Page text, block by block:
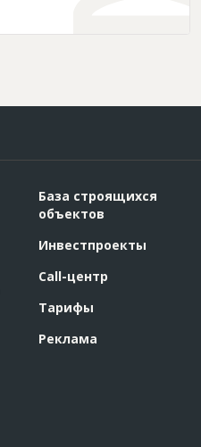
База строящихся
объектов
Инвестпроекты
Call-центр
Тарифы
Реклама